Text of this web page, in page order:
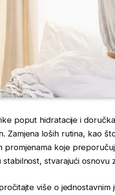
poput hidratacije i
Zamjena loših rutina, kao
promjenama koje
stabilnost, stvarajući osnovu
više o